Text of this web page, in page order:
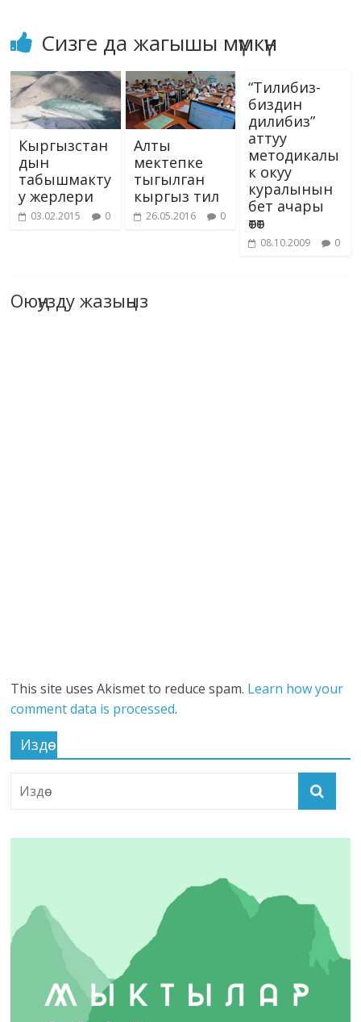
Сизге да жагышы мүмкүн
Кыргызстан
дын
табышмакту
у жерлери
03.02.2015 0
Алты
мектепке
тыгылган
кыргыз тил
26.05.2016 0
“Тилибиз-
биздин
дилибиз”
аттуу
методикалы
к окуу
куралынын
бет ачары
өтөт
08.10.2009 0
Оюңузду жазыңыз
This site uses Akismet to reduce spam. Learn how your
comment data is processed.
Издөө